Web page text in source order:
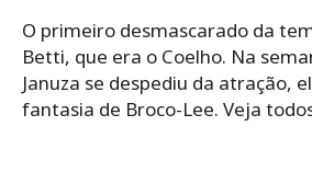
O primeiro desmascarado da
Betti, que era o Coelho. Na
Januza se despediu da atração,
fantasia de Broco-Lee. Veja